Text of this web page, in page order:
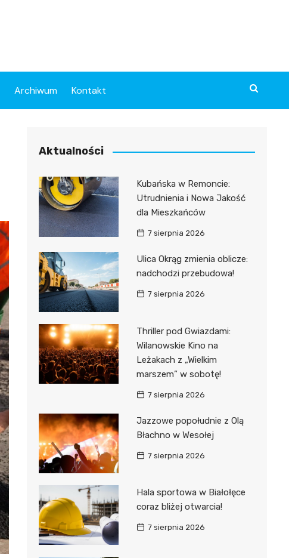
Archiwum Kontakt
Aktualności
Kubańska w Remoncie:
Utrudnienia i Nowa Jakość
dla Mieszkańców
7 sierpnia 2026
Ulica Okrąg zmienia oblicze:
nadchodzi przebudowa!
7 sierpnia 2026
Thriller pod Gwiazdami:
Wilanowskie Kino na
Leżakach z „Wielkim
marszem” w sobotę!
7 sierpnia 2026
Jazzowe popołudnie z Olą
Błachno w Wesołej
7 sierpnia 2026
Hala sportowa w Białołęce
coraz bliżej otwarcia!
7 sierpnia 2026